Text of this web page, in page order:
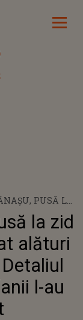
PUSĂ LA
MOȘNEAGU.
A SCAPAT, DAR
IMEDIAT
la zid
alături
l-au